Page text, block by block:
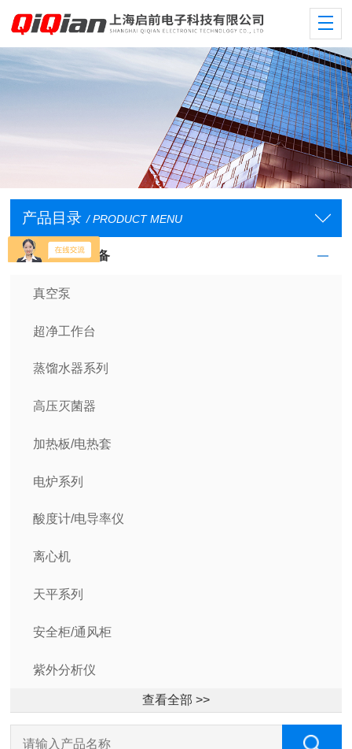
产品目录 / PRODUCT MENU
实验室常规设备
真空泵
超净工作台
蒸馏水器系列
高压灭菌器
加热板/电热套
电炉系列
酸度计/电导率仪
离心机
天平系列
安全柜/通风柜
紫外分析仪
查看全部 >>